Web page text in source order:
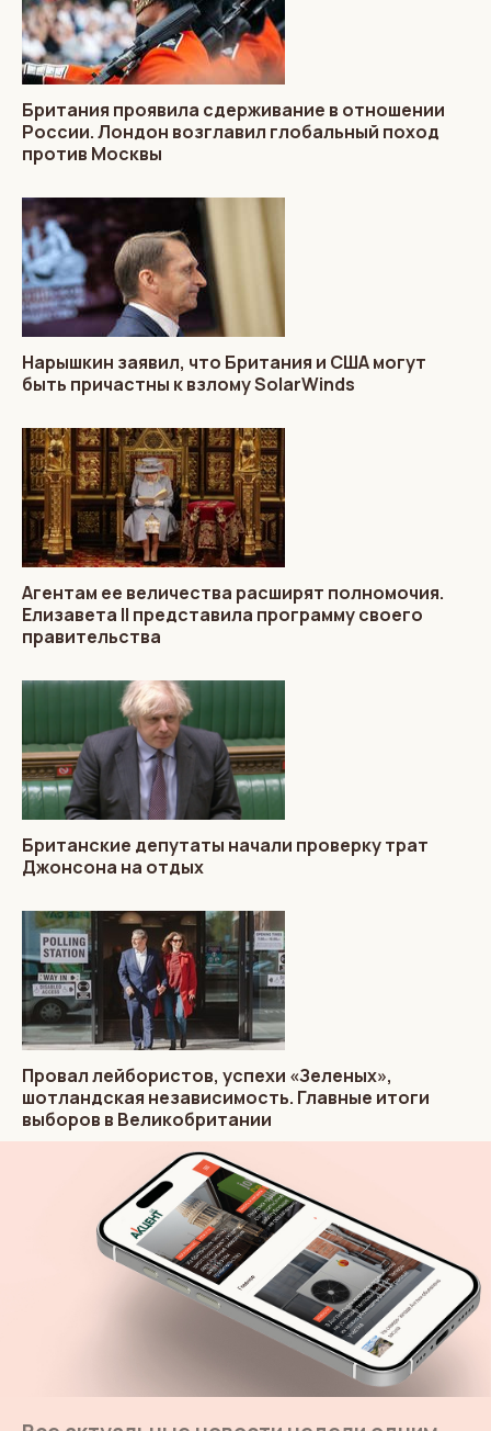
Британия проявила сдерживание в отношении
России. Лондон возглавил глобальный поход
против Москвы
Нарышкин заявил, что Британия и США могут
быть причастны к взлому SolarWinds
Агентам ее величества расширят полномочия.
Елизавета II представила программу своего
правительства
Британские депутаты начали проверку трат
Джонсона на отдых
Провал лейбористов, успехи «Зеленых»,
шотландская независимость. Главные итоги
выборов в Великобритании